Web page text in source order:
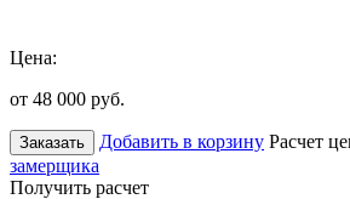
Цена:
от 48 000 руб.
Заказать Добавить в корзину Расчет
замерщика
Получить расчет